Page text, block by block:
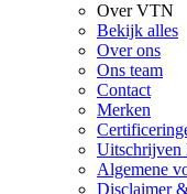
Over VTN
Bekijk alles
Over ons
Ons team
Contact
Merken
Uitschrijven
Algemene
Disclaimer